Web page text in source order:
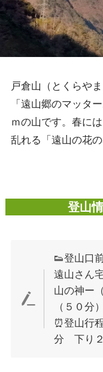
戸倉山（とくらや
「遠山郷のマッタ
ｍの山です。春に
乱れる「遠山の花
登山
👟登山口
遠山さん
山の神ー
（５０分
⏰登山行
分 下り